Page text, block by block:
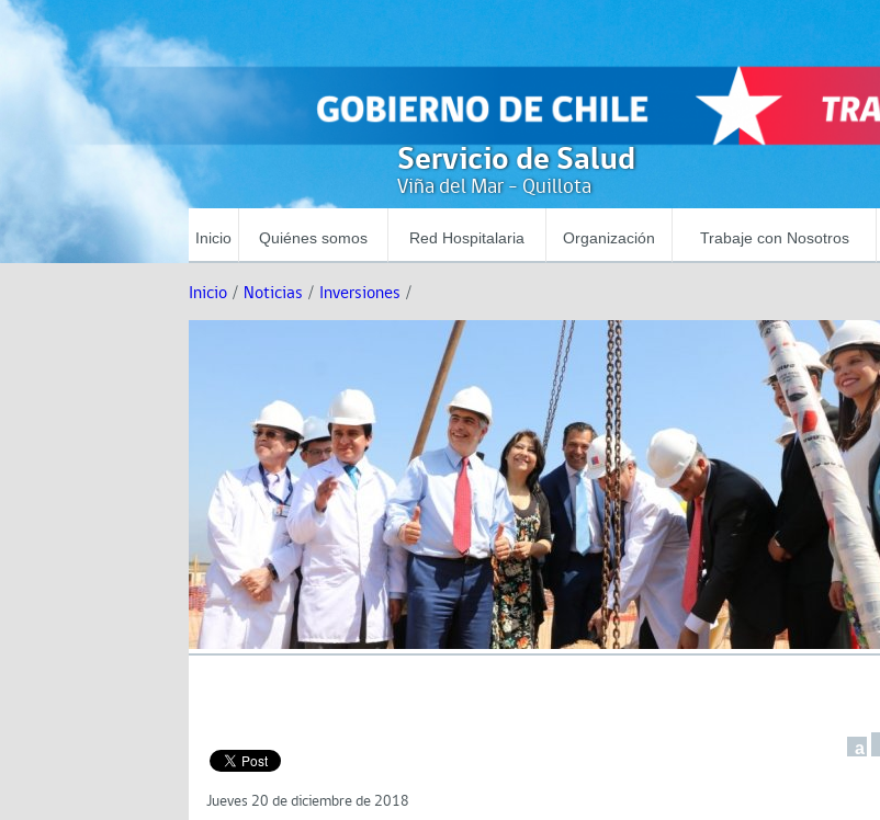
Servicio de Salud
Viña del Mar - Quillota
Inicio Quiénes somos Red Hospitalaria Organización Trabaje con Nosotros
Inicio / Noticias / Inversiones /
a
Jueves 20 de diciembre de 2018